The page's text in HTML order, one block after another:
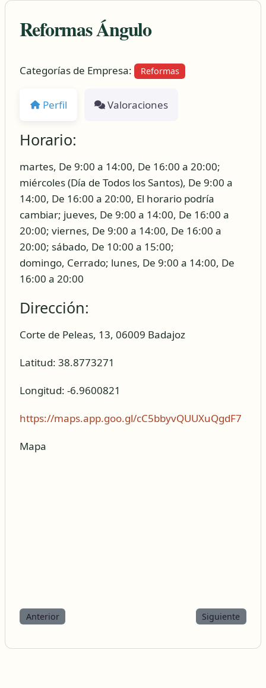
Reformas Ángulo
Categorías de Empresa: Reformas
Perfil Valoraciones
Horario:
martes, De 9:00 a 14:00, De 16:00 a 20:00;
miércoles (Día de Todos los Santos), De 9:00 a
14:00, De 16:00 a 20:00, El horario podría
cambiar; jueves, De 9:00 a 14:00, De 16:00 a
20:00; viernes, De 9:00 a 14:00, De 16:00 a
20:00; sábado, De 10:00 a 15:00;
domingo, Cerrado; lunes, De 9:00 a 14:00, De
16:00 a 20:00
Dirección:
Corte de Peleas, 13, 06009 Badajoz
Latitud: 38.8773271
Longitud: -6.9600821
https://maps.app.goo.gl/cC5bbyvQUUXuQgdF7
Mapa
Anterior Siguiente